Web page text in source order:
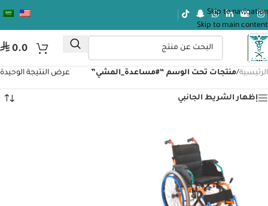
Skip to navigation
Skip to main content
⃁ 0.0
الرئيسية/منتجات تحت الوسم “#مساعدة_المشي” عرض النتيجة الوحيدة
إظهار الشريط الجانبي